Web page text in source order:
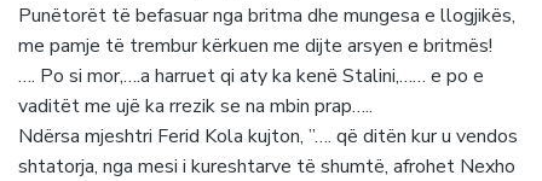
Punëtorët të befasuar nga britma dhe mungesa e llogjikës,
me pamje të trembur kërkuen me dijte arsyen e britmës!
…. Po si mor,….a harruet qi aty ka kenë Stalini,…… e po e
vaditët me ujë ka rrezik se na mbin prap…..
Ndërsa mjeshtri Ferid Kola kujton, ”…. që ditën kur u vendos
shtatorja, nga mesi i kureshtarve të shumtë, afrohet Nexho